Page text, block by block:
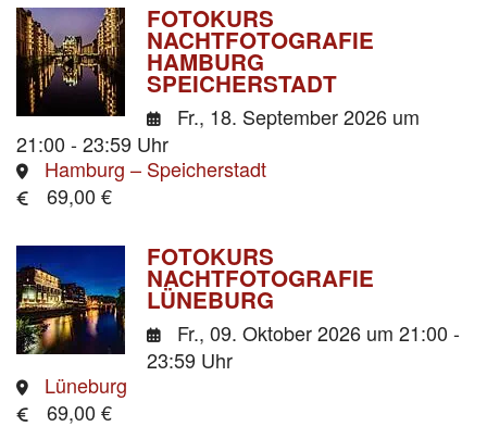
FOTOKURS
NACHTFOTOGRAFIE
HAMBURG
SPEICHERSTADT
Fr., 18. September 2026 um
21:00 - 23:59 Uhr
Hamburg – Speicherstadt
69,00 €
FOTOKURS
NACHTFOTOGRAFIE
LÜNEBURG
Fr., 09. Oktober 2026 um 21:00 -
23:59 Uhr
Lüneburg
69,00 €